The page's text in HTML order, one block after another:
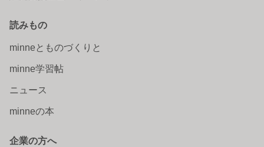
読みもの
minneとものづくりと
minne学習帖
ニュース
minneの本
企業の方へ